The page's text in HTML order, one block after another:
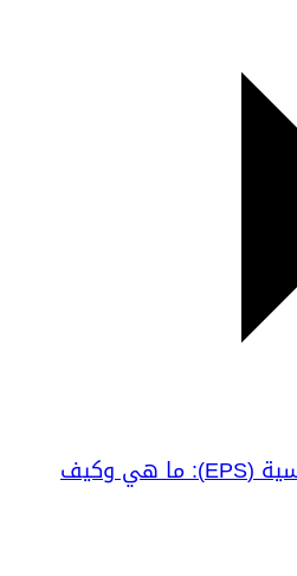
ربحية السهم الأساسية (EPS): ما هي وكيف